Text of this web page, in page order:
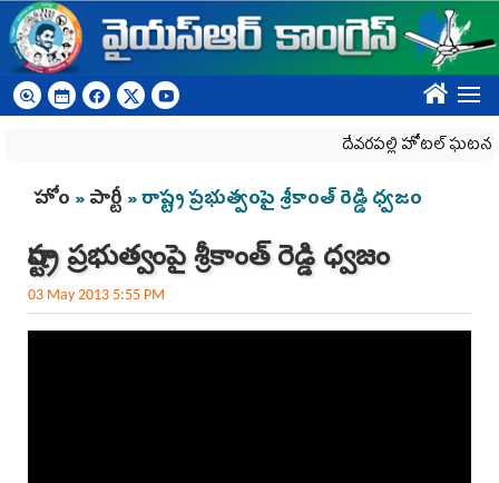
Skip to main content
????
దేవరపల్లి హోటల్ ఘటనపై
You are here
హోం »పార్టీ » రాష్ట్ర ప్రభుత్వంపై శ్రీకాంత్ రెడ్డి ధ్వజం
రాష్ట్ర ప్రభుత్వంపై శ్రీకాంత్ రెడ్డి ధ్వజం
03 May 2013 5:55 PM